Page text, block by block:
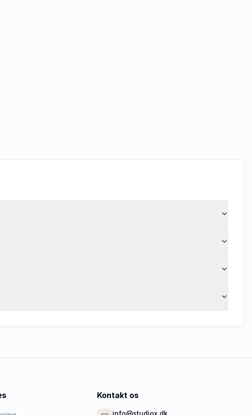
Kontakt os
info@studiox.dk